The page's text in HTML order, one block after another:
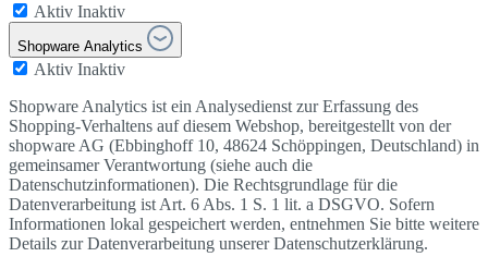
Aktiv Inaktiv
Shopware Analytics
Aktiv Inaktiv
Shopware Analytics ist ein Analysedienst zur Erfassung des
Shopping-Verhaltens auf diesem Webshop, bereitgestellt von der
shopware AG (Ebbinghoff 10, 48624 Schöppingen, Deutschland) in
gemeinsamer Verantwortung (siehe auch die
Datenschutzinformationen). Die Rechtsgrundlage für die
Datenverarbeitung ist Art. 6 Abs. 1 S. 1 lit. a DSGVO. Sofern
Informationen lokal gespeichert werden, entnehmen Sie bitte weitere
Details zur Datenverarbeitung unserer Datenschutzerklärung.